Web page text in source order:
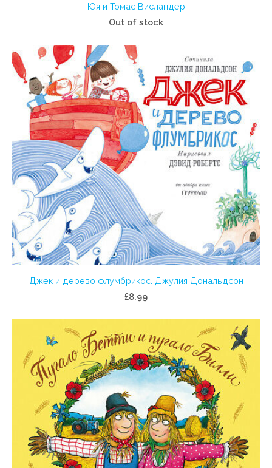
Юя и Томас Висландер
Out of stock
Джек и дерево флумбрикос. Джулия Дональдсон
£8.99